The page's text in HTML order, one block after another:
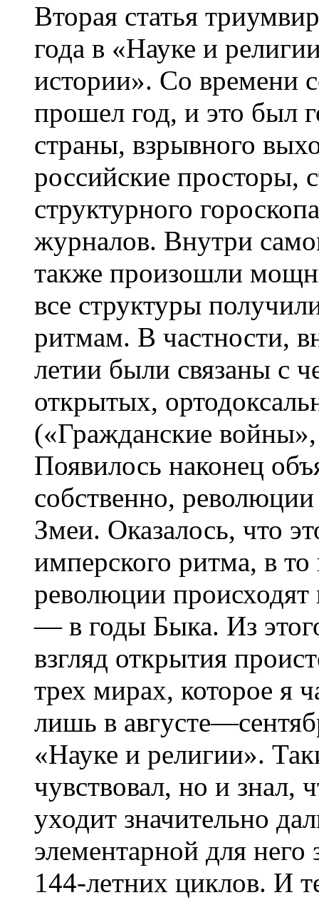
Вторая статья
года в «Науке и
истории». Со времени
прошел год, и это был
страны, взрывного
российские просторы,
структурного
журналов. Внутри
также произошли
все структуры
ритмам. В частности,
летии были связаны с
открытых,
(«Гражданские войны»,
Появилось наконец
собственно,
Змеи. Оказалось, что
имперского ритма, в то
революции происходят
— в годы Быка. Из
взгляд открытия
трех мирах, которое я
лишь в
«Науке и религии».
чувствовал, но и знал,
уходит значительно
элементарной для него
144-летних циклов. И